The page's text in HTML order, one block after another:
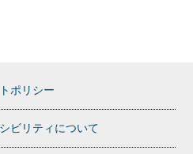
ポリシー
ビリティについて